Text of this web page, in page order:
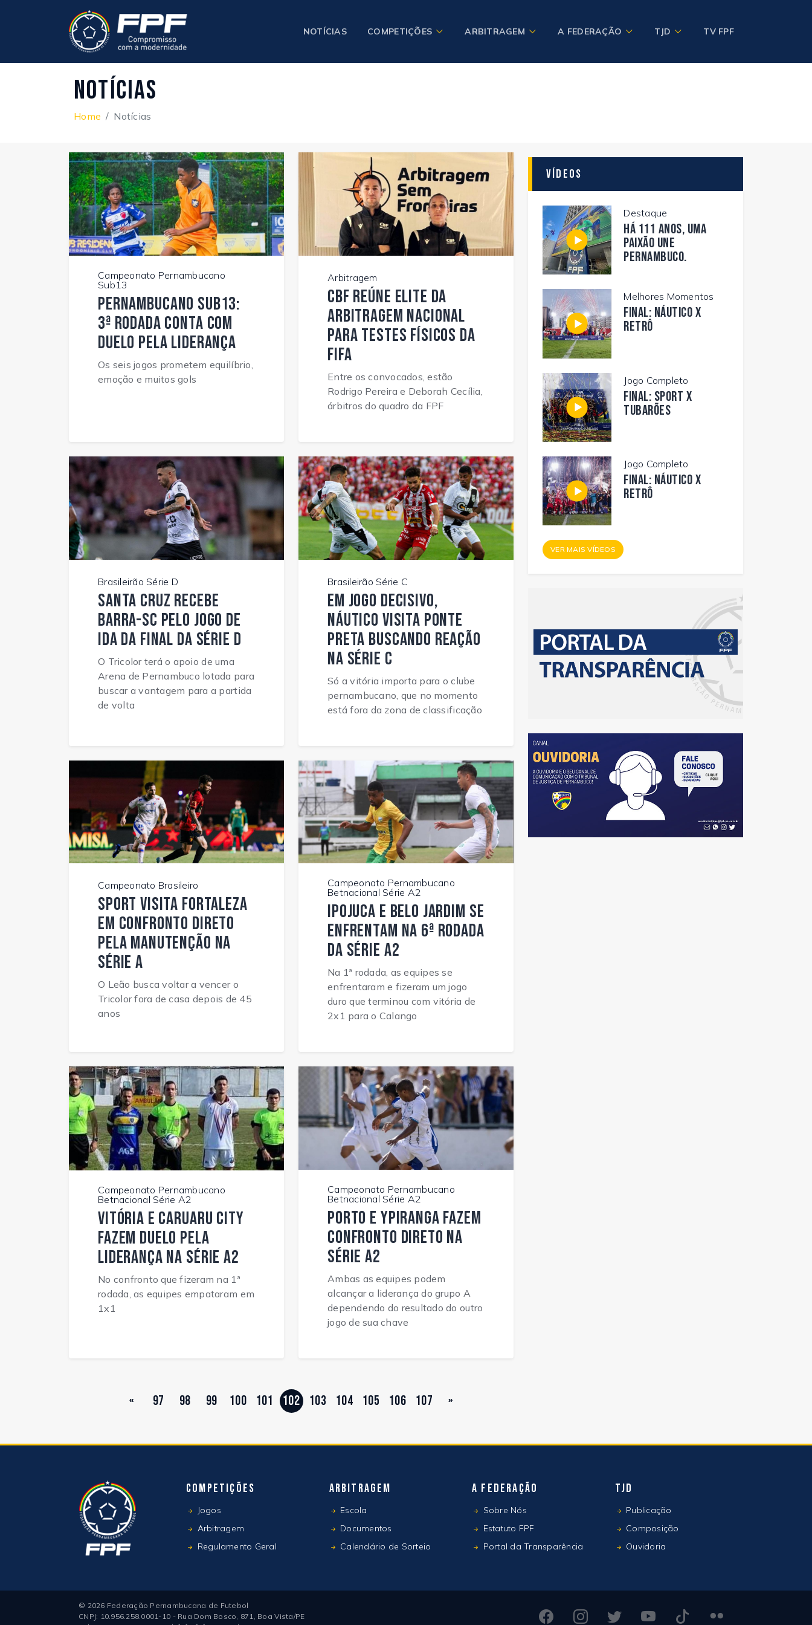
NOTÍCIAS COMPETIÇÕES ARBITRAGEM A FEDERAÇÃO TJD TV FPF
Notícias
Home Notícias
Campeonato Pernambucano
Sub13
Pernambucano Sub13:
3ª rodada conta com
duelo pela liderança
Os seis jogos prometem equilíbrio,
emoção e muitos gols
Arbitragem
CBF reúne elite da
arbitragem nacional
para testes físicos da
FIFA
Entre os convocados, estão
Rodrigo Pereira e Deborah Cecília,
árbitros do quadro da FPF
Brasileirão Série D
Santa Cruz recebe
Barra-SC pelo jogo de
ida da final da Série D
O Tricolor terá o apoio de uma
Arena de Pernambuco lotada para
buscar a vantagem para a partida
de volta
Brasileirão Série C
Em jogo decisivo,
Náutico visita Ponte
Preta buscando reação
na Série C
Só a vitória importa para o clube
pernambucano, que no momento
está fora da zona de classificação
Campeonato Brasileiro
Sport visita Fortaleza
em confronto direto
pela manutenção na
Série A
O Leão busca voltar a vencer o
Tricolor fora de casa depois de 45
anos
Campeonato Pernambucano
Betnacional Série A2
Ipojuca e Belo Jardim se
enfrentam na 6ª rodada
da Série A2
Na 1ª rodada, as equipes se
enfrentaram e fizeram um jogo
duro que terminou com vitória de
2x1 para o Calango
Campeonato Pernambucano
Betnacional Série A2
Vitória e Caruaru City
fazem duelo pela
liderança na Série A2
No confronto que fizeram na 1ª
rodada, as equipes empataram em
1x1
Campeonato Pernambucano
Betnacional Série A2
Porto e Ypiranga fazem
confronto direto na
Série A2
Ambas as equipes podem
alcançar a liderança do grupo A
dependendo do resultado do outro
jogo de sua chave
« 97 98 99 100 101 102 103 104 105 106 107 »
Vídeos
Destaque
Há 111 anos, uma
paixão une
Pernambuco.
Melhores Momentos
FINAL: NÁUTICO X
RETRÔ
Jogo Completo
FINAL: SPORT X
TUBARÕES
Jogo Completo
FINAL: NÁUTICO X
RETRÔ
VER MAIS VÍDEOS
Competições
Jogos
Arbitragem
Regulamento Geral
Arbitragem
Escola
Documentos
Calendário de Sorteio
A Federação
Sobre Nós
Estatuto FPF
Portal da Transparência
TJD
Publicação
Composição
Ouvidoria
© 2026 Federação Pernambucana de Futebol
CNPJ: 10.956.258.0001-10 - Rua Dom Bosco, 871, Boa Vista/PE